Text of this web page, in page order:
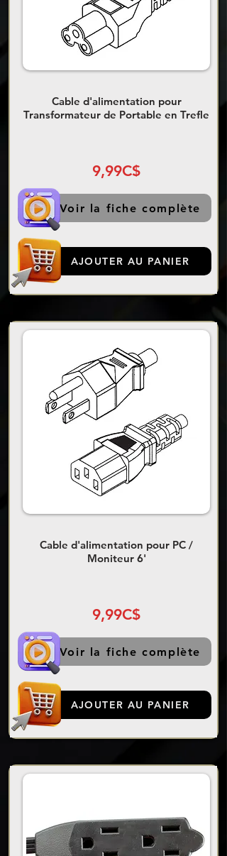
Cable d'alimentation pour
Transformateur de Portable en Trefle
9,99C$
Voir la fiche complète
AJOUTER AU PANIER
Cable d'alimentation pour PC /
Moniteur 6'
9,99C$
Voir la fiche complète
AJOUTER AU PANIER